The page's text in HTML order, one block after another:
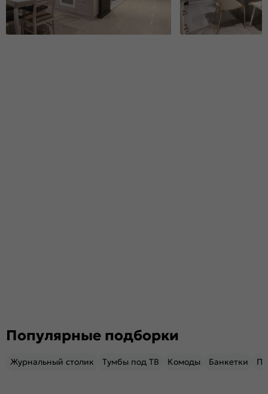
Популярные подборки
Журнальный столик Тумбы под ТВ Комоды Банкетки